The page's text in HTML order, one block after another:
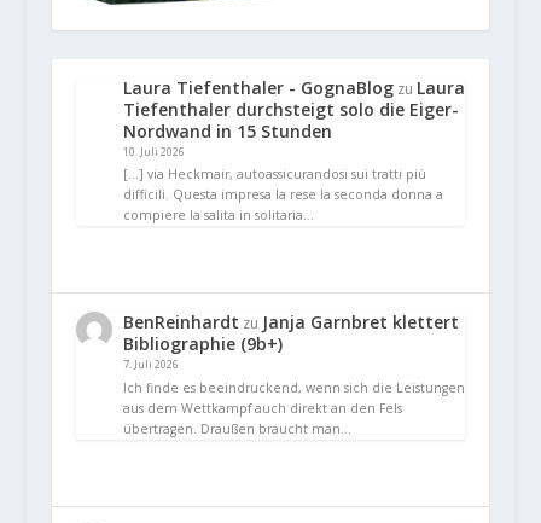
Laura Tiefenthaler - GognaBlogzu Laura
Tiefenthaler durchsteigt solo die Eiger-
Nordwand in 15 Stunden
10. Juli 2026
[…] via Heckmair, autoassicurandosi sui tratti più
difficili. Questa impresa la rese la seconda donna a
compiere la salita in solitaria…
BenReinhardt zu Janja Garnbret klettert
Bibliographie (9b+)
7. Juli 2026
Ich finde es beeindruckend, wenn sich die Leistungen
aus dem Wettkampf auch direkt an den Fels
übertragen. Draußen braucht man…